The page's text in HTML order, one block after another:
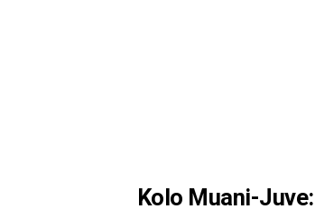
Kolo Muani-